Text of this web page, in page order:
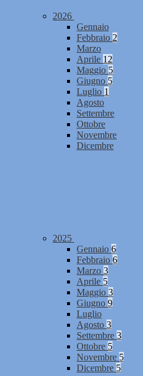
2026
Gennaio
Febbraio 2
Marzo
Aprile 12
Maggio 5
Giugno 5
Luglio 1
Agosto
Settembre
Ottobre
Novembre
Dicembre
2025
Gennaio 6
Febbraio 6
Marzo 3
Aprile 5
Maggio 3
Giugno 9
Luglio
Agosto 3
Settembre 3
Ottobre 5
Novembre 5
Dicembre 5